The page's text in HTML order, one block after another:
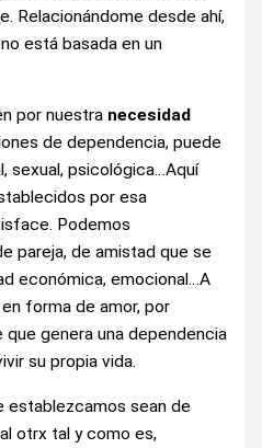
Relacionándome desde ahí,
está basada en un
por nuestra necesidad
de dependencia, puede
sexual, psicológica…Aquí
por esa
Podemos
pareja, de amistad que se
económica, emocional…A
forma de amor, por
genera una dependencia
su propia vida.
establezcamos sean de
otrx tal y como es,